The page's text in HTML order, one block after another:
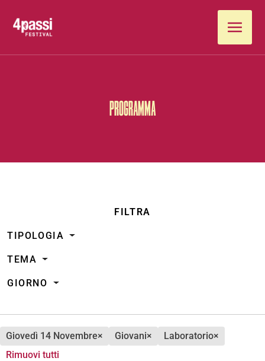
PROGRAMMA
FILTRA
TIPOLOGIA
TEMA
GIORNO
giovedì 14 Novembre× giovani× laboratorio×
Rimuovi tutti